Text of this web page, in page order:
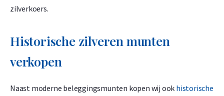
1,50% onder spot
€2.379,32
zilverkoers.
Historische zilveren munten
verkopen
Naast moderne beleggingsmunten kopen wij ook historische